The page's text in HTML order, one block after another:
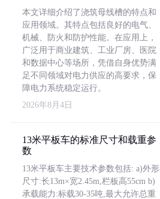
本文详细介绍了浇筑母线槽的特点和
应用领域。其特点包括良好的电气、
机械、防火和防护性能。在应用上，
广泛用于商业建筑、工业厂房、医院
和数据中心等场所，凭借自身优势满
足不同领域对电力供应的高要求，保
障电力系统稳定运行。
2026年8月4日
13米平板车的标准尺寸和载重参
数
13米平板车主要技术参数包括: a)外形
尺寸:长13m×宽2.45m,栏板高55cm b)
承载能力:标载30-35吨,最大允许总重